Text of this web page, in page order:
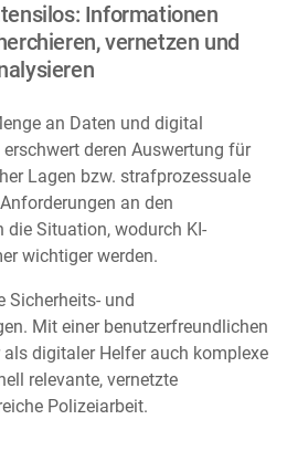
Informationen
vernetzen und
an Daten und digital
deren Auswertung für
Lagen bzw. strafprozessuale
an den
die Situation, wodurch KI-
wichtiger werden.
Sicherheits- und
Mit einer benutzerfreundlichen
digitaler Helfer auch komplexe
relevante, vernetzte
Polizeiarbeit.